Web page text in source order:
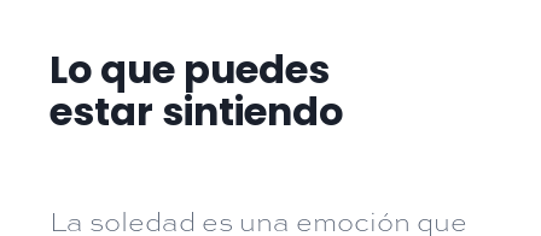
Lo que puedes
estar sintiendo
La soledad es una emoción que